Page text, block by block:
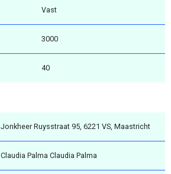
Vast
3000
40
Jonkheer Ruysstraat 95, 6221 VS, Maastricht
Claudia Palma Claudia Palma